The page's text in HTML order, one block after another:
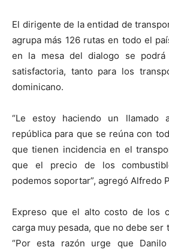
El dirigente de la entidad de
agrupa más 126 rutas en todo el
en la mesa del dialogo se podrá
satisfactoria, tanto para los
dominicano.
“Le estoy haciendo un llamado
república para que se reúna con
que tienen incidencia en el
que el precio de los
podemos soportar”, agregó Alfredo
Expreso que el alto costo de los
carga muy pesada, que no debe ser
“Por esta razón urge que